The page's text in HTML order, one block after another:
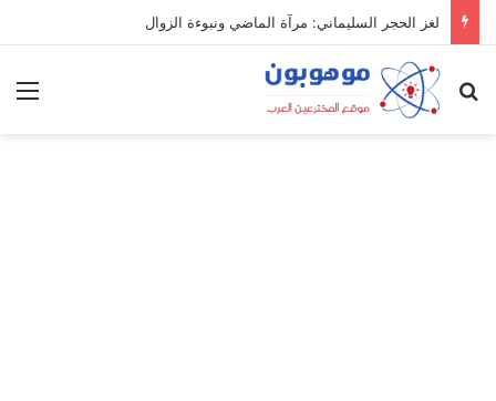
لغز الحجر السليماني: مرآة الماضي ونبوءة الزوال
بحث عن